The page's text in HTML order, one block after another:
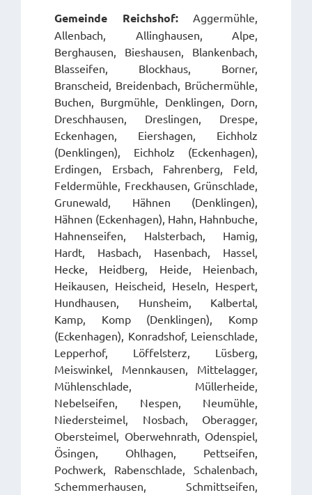
Gemeinde Reichshof: Aggermühle,
Allenbach, Allinghausen, Alpe,
Berghausen, Bieshausen, Blankenbach,
Blasseifen, Blockhaus, Borner,
Branscheid, Breidenbach, Brüchermühle,
Buchen, Burgmühle, Denklingen, Dorn,
Dreschhausen, Dreslingen, Drespe,
Eckenhagen, Eiershagen, Eichholz
(Denklingen), Eichholz (Eckenhagen),
Erdingen, Ersbach, Fahrenberg, Feld,
Feldermühle, Freckhausen, Grünschlade,
Grunewald, Hähnen (Denklingen),
Hähnen (Eckenhagen), Hahn, Hahnbuche,
Hahnenseifen, Halsterbach, Hamig,
Hardt, Hasbach, Hasenbach, Hassel,
Hecke, Heidberg, Heide, Heienbach,
Heikausen, Heischeid, Heseln, Hespert,
Hundhausen, Hunsheim, Kalbertal,
Kamp, Komp (Denklingen), Komp
(Eckenhagen), Konradshof, Leienschlade,
Lepperhof, Löffelsterz, Lüsberg,
Meiswinkel, Mennkausen, Mittelagger,
Mühlenschlade, Müllerheide,
Nebelseifen, Nespen, Neumühle,
Niedersteimel, Nosbach, Oberagger,
Obersteimel, Oberwehnrath, Odenspiel,
Ösingen, Ohlhagen, Pettseifen,
Pochwerk, Rabenschlade, Schalenbach,
Schemmerhausen, Schmittseifen,